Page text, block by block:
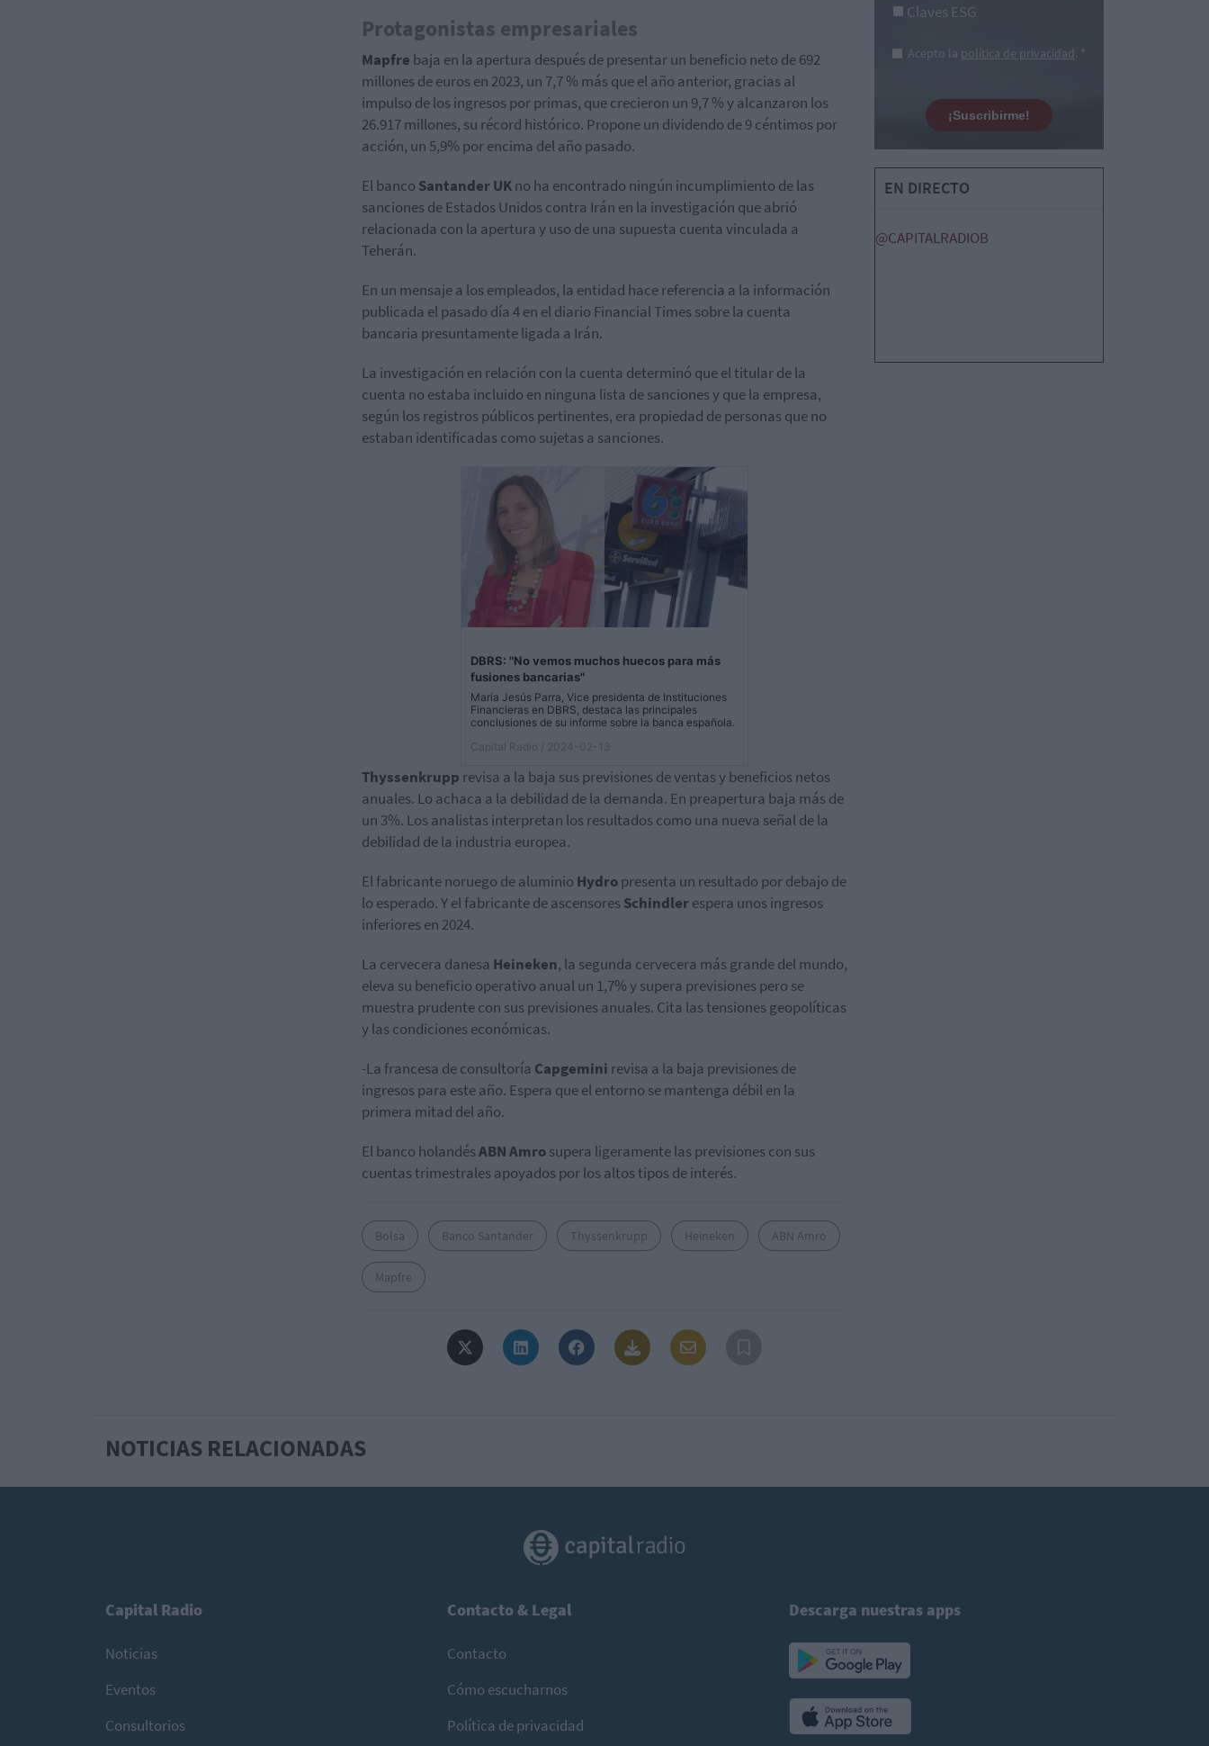
Protagonistas empresariales
Mapfre baja en la apertura después de presentar un beneficio neto de 692
millones de euros en 2023, un 7,7 % más que el año anterior, gracias al
impulso de los ingresos por primas, que crecieron un 9,7 % y alcanzaron los
26.917 millones, su récord histórico. Propone un dividendo de 9 céntimos por
acción, un 5,9% por encima del año pasado.
El banco Santander UKno ha encontrado ningún incumplimiento de las
sanciones de Estados Unidos contra Irán en la investigación que abrió
relacionada con la apertura y uso de una supuesta cuenta vinculada a
Teherán.
En un mensaje a los empleados, la entidad hace referencia a la información
publicada el pasado día 4 en el diario Financial Times sobre la cuenta
bancaria presuntamente ligada a Irán.
La investigación en relación con la cuenta determinó que el titular de la
cuenta no estaba incluido en ninguna lista de sanciones y que la empresa,
según los registros públicos pertinentes, era propiedad de personas que no
estaban identificadas como sujetas a sanciones.
DBRS: "No vemos muchos huecos para más
fusiones bancarias"
María Jesús Parra, Vice presidenta de Instituciones
Financieras en DBRS, destaca las principales
conclusiones de su informe sobre la banca española.
Capital Radio
/ 2024-02-13
Thyssenkrupp revisa a la baja sus previsiones de ventas y beneficios netos
anuales. Lo achaca a la debilidad de la demanda. En preapertura baja más de
un 3%. Los analistas interpretan los resultados como una nueva señal de la
debilidad de la industria europea.
El fabricante noruego de aluminio Hydropresenta un resultado por debajo de
lo esperado. Y el fabricante de ascensoresSchindlerespera unos ingresos
inferiores en 2024.
La cervecera danesa Heineken, la segunda cervecera más grande del mundo,
eleva su beneficio operativo anual un 1,7% y supera previsiones pero se
muestra prudente con sus previsiones anuales. Cita las tensiones geopolíticas
y las condiciones económicas.
-La francesa de consultoría Capgemini revisa a la baja previsiones de
ingresos para este año. Espera que el entorno se mantenga débil en la
primera mitad del año.
El banco holandésABN Amrosupera ligeramente las previsiones con sus
cuentas trimestrales apoyados por los altos tipos de interés.
Bolsa Banco Santander Thyssenkrupp Heineken ABN Amro
Mapfre
Claves ESG
Acepto la política de privacidad. *
¡Suscribirme!
EN DIRECTO
@CAPITALRADIOB
NOTICIAS RELACIONADAS
Capital Radio
Noticias
Eventos
Consultorios
Contacto & Legal
Contacto
Cómo escucharnos
Política de privacidad
Descarga nuestras apps